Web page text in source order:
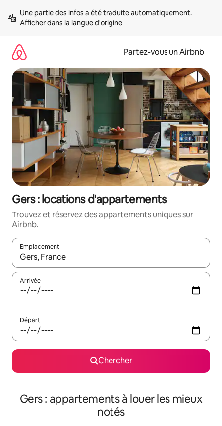
directement
Afficher dans la langue d'origine
Partez-vous un Airbnb
Gers : locations d'appartements
Trouvez et réservez des appartements uniques sur
Airbnb.
Emplacement
Quand les résultats sont affichés, parcourez-les en utilisant
Arrivée
Départ
Chercher
Gers : appartements à louer les mieux
notés